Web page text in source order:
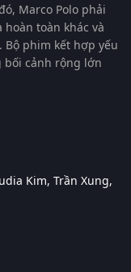
Marco Polo phải
toàn khác và
phim kết hợp yếu
cảnh rộng lớn
Kim Trần Xung